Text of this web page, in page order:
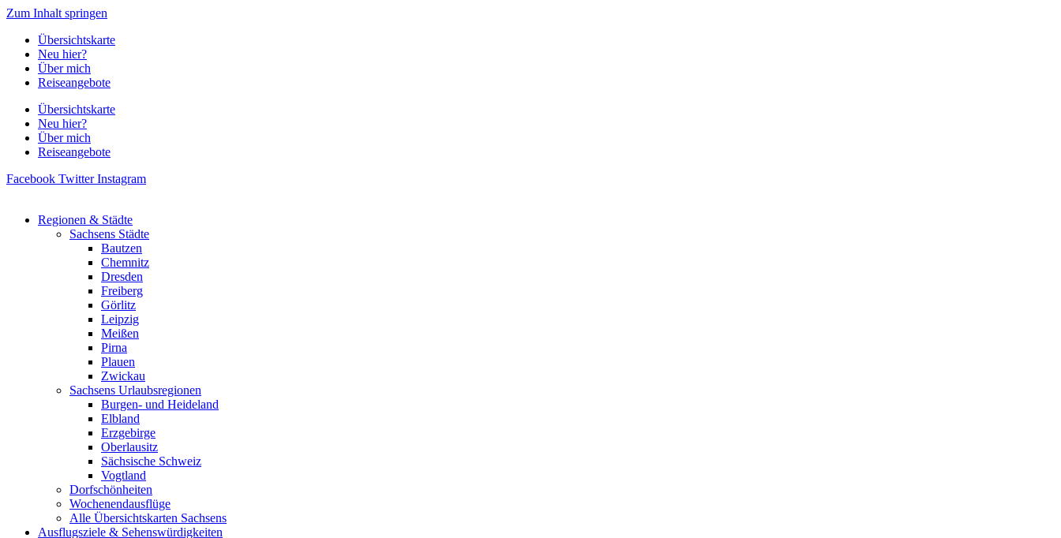
Zum Inhalt springen
Übersichtskarte
Neu hier?
Über mich
Reiseangebote
Übersichtskarte
Neu hier?
Über mich
Reiseangebote
Facebook Twitter Instagram
Regionen & Städte
Sachsens Städte
Bautzen
Chemnitz
Dresden
Freiberg
Görlitz
Leipzig
Meißen
Pirna
Plauen
Zwickau
Sachsens Urlaubsregionen
Burgen- und Heideland
Elbland
Erzgebirge
Oberlausitz
Sächsische Schweiz
Vogtland
Dorfschönheiten
Wochenendausflüge
Alle Übersichtskarten Sachsens
Ausflugsziele & Sehenswürdigkeiten